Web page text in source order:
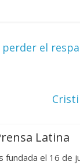
el
Latina
fundada el 16 de